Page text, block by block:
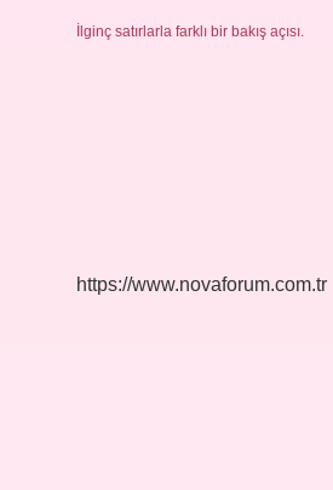
İlginç satırlarla farklı bir bakış açısı.
https://www.novaforum.com.tr